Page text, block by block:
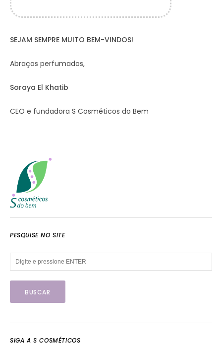
SEJAM SEMPRE MUITO BEM-VINDOS!
Abraços perfumados,
Soraya El Khatib
CEO e fundadora S Cosméticos do Bem
PESQUISE NO SITE
SIGA A S COSMÉTICOS